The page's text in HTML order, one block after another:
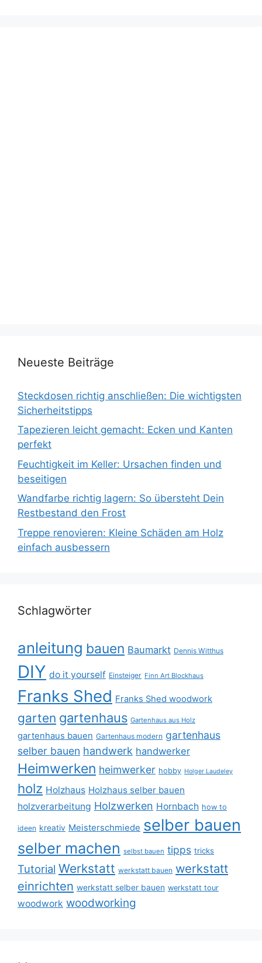
Neueste Beiträge
Steckdosen richtig anschließen: Die wichtigsten
Sicherheitstipps
Tapezieren leicht gemacht: Ecken und Kanten
perfekt
Feuchtigkeit im Keller: Ursachen finden und
beseitigen
Wandfarbe richtig lagern: So übersteht Dein
Restbestand den Frost
Treppe renovieren: Kleine Schäden am Holz
einfach ausbessern
Schlagwörter
anleitung bauen Baumarkt Dennis Witthus
DIY do it yourself Einsteiger Finn Art Blockhaus
Franks Shed Franks Shed woodwork
garten gartenhaus Gartenhaus aus Holz
gartenhaus bauen Gartenhaus modern gartenhaus
selber bauen handwerk handwerker
Heimwerken heimwerker hobby Holger Laudeley
holz Holzhaus Holzhaus selber bauen
holzverarbeitung Holzwerken Hornbach how to
ideen kreativ Meisterschmiede selber bauen
selber machen selbst bauen tipps tricks
Tutorial Werkstatt werkstatt bauen werkstatt
einrichten werkstatt selber bauen werkstatt tour
woodwork woodworking